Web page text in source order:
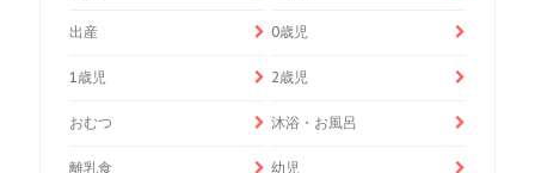
出産 0歳児
1歳児 2歳児
おむつ 沐浴・お風呂
離乳食 幼児